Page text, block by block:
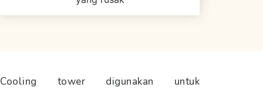
Cooling tower digunakan untuk